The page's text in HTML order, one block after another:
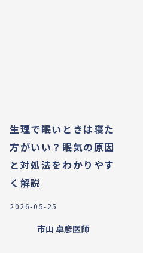
生理で眠いときは寝た
方がいい？眠気の原因
と対処法をわかりやす
く解説
2026-05-25
市山 卓彦医師